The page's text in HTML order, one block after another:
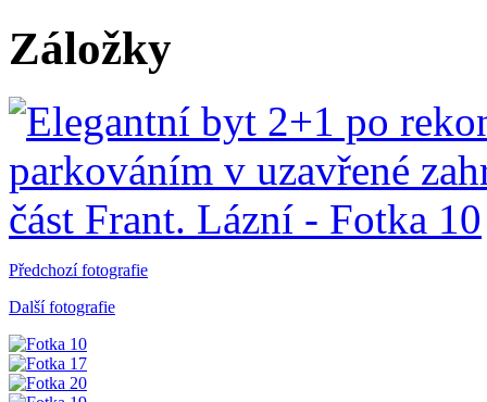
Záložky
Předchozí fotografie
Další fotografie